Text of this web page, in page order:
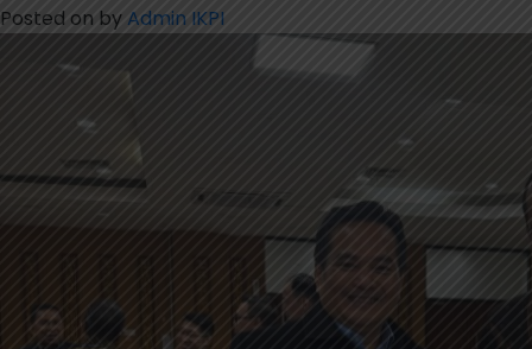
Posted on byAdmin IKPI